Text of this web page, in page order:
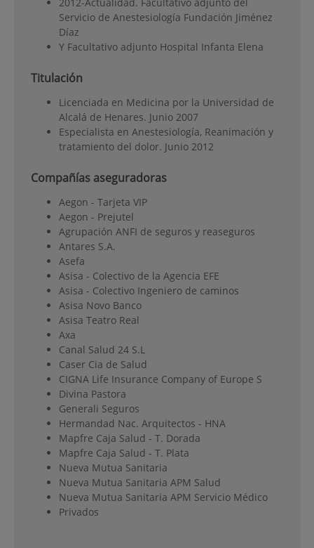
Servicio de Anestesiología Fundación Jiménez
Díaz
Y Facultativo adjunto Hospital Infanta Elena
Titulación
Licenciada en Medicina por la Universidad de
Alcalá de Henares. Junio 2007
Especialista en Anestesiología, Reanimación y
tratamiento del dolor. Junio 2012
Compañías aseguradoras
Aegon - Tarjeta VIP
Aegon - Prejutel
Agrupación ANFI de seguros y reaseguros
Antares S.A.
Asefa
Asisa - Colectivo de la Agencia EFE
Asisa - Colectivo Ingeniero de caminos
Asisa Novo Banco
Asisa Teatro Real
Axa
Canal Salud 24 S.L
Caser Cia de Salud
CIGNA Life Insurance Company of Europe S
Divina Pastora
Generali Seguros
Hermandad Nac. Arquitectos - HNA
Mapfre Caja Salud - T. Dorada
Mapfre Caja Salud - T. Plata
Nueva Mutua Sanitaria
Nueva Mutua Sanitaria APM Salud
Nueva Mutua Sanitaria APM Servicio Médico
Privados